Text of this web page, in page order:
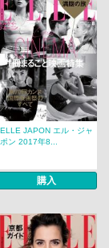
ELLE JAPON エル・ジャ
ポン 2017年8...
購入